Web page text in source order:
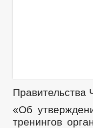
Правительства
«Об
тренингов